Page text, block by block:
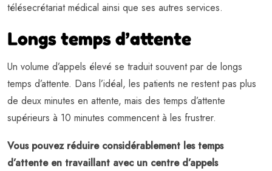
télésecrétariat médical ainsi que ses autres services.
Longs temps d’attente
Un volume d’appels élevé se traduit souvent par de longs
temps d’attente. Dans l’idéal, les patients ne restent pas plus
de deux minutes en attente, mais des temps d’attente
supérieurs à 10 minutes commencent à les frustrer.
Vous pouvez réduire considérablement les temps
d’attente en travaillant avec un centre d’appels